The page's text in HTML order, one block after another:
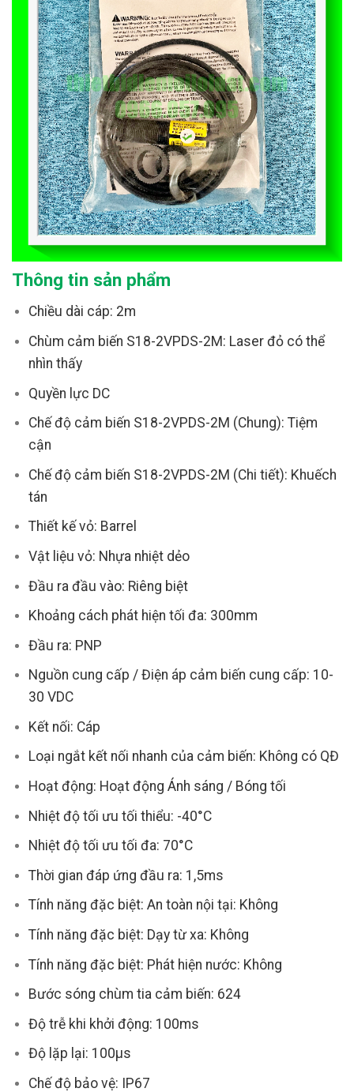
Thông tin sản phẩm
Chiều dài cáp: 2m
Chùm cảm biến S18-2VPDS-2M: Laser đỏ có thể
nhìn thấy
Quyền lực DC
Chế độ cảm biến S18-2VPDS-2M (Chung): Tiệm
cận
Chế độ cảm biến S18-2VPDS-2M (Chi tiết): Khuếch
tán
Thiết kế vỏ: Barrel
Vật liệu vỏ: Nhựa nhiệt dẻo
Đầu ra đầu vào: Riêng biệt
Khoảng cách phát hiện tối đa: 300mm
Đầu ra: PNP
Nguồn cung cấp / Điện áp cảm biến cung cấp: 10-
30 VDC
Kết nối: Cáp
Loại ngắt kết nối nhanh của cảm biến: Không có QĐ
Hoạt động: Hoạt động Ánh sáng / Bóng tối
Nhiệt độ tối ưu tối thiểu: -40°C
Nhiệt độ tối ưu tối đa: 70°C
Thời gian đáp ứng đầu ra: 1,5ms
Tính năng đặc biệt: An toàn nội tại: Không
Tính năng đặc biệt: Dạy từ xa: Không
Tính năng đặc biệt: Phát hiện nước: Không
Bước sóng chùm tia cảm biến: 624
Độ trễ khi khởi động: 100ms
Độ lặp lại: 100µs
Chế độ bảo vệ: IP67